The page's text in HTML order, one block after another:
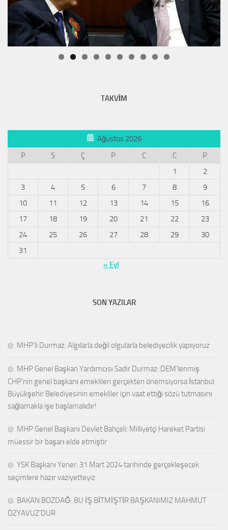
TAKVİM
Ağustos 2026
P
S Ç P C C
P
1
2
3
4 5 6 7 8
9
10
11 12 13 14 15
16
17
18 19 20 21 22
23
24
25 26 27 28 29
30
31
« Eyl
SON YAZILAR
MHP’li Durmaz: Algılarla değil olgularla belediyecilik yapıyoruz
MHP Genel Başkan Yardımcısı Sadir Durmaz: DEM’lenmiş
CHP’nin genel başkanı emeklileri gerçekten önemsiyorsa İstanbul
Büyükşehir Belediyesinin emekliler için vaat ettiği sözü tutmasını
sağlamakla işe başlamalıdır!
MHP Genel Başkanı Devlet Bahçeli: Milliyetçi Hareket Partisi
müessir bir başarı elde etmiştir
YSK Başkanı Yener: 31 Mart 2024 tarihinde gerçekleşecek
seçimlere hazır vaziyetteyiz
BAKAN BOZDAĞ: BU İŞ BİTMİŞTİR BAŞKANIMIZ MAHMUT
ÖZYAVUZ’DUR